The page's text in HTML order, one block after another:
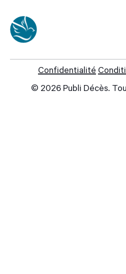
Confidentialité
© 2026 Publi Décès.